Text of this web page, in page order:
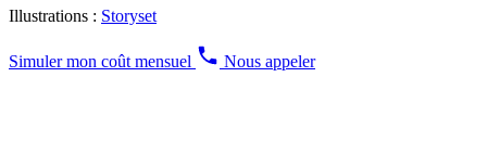
Illustrations : Storyset
Simuler mon coût mensuel Nous appeler